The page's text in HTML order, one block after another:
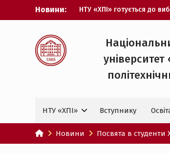
Новини:
НТУ «ХПІ» готується до
ректора
Всеукраїнський
ХПІ уклав угоду про
ДержНДІ технологій
Випускник ХПІ став
У Верховній Раді за
обговорили перспективи
іспанського
партнерства
університет
НТУ «ХПІ» Вступнику
Новини Посвята в студенти